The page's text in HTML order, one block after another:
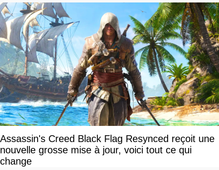
Assassin's Creed Black Flag Resynced reçoit une
nouvelle grosse mise à jour, voici tout ce qui
change